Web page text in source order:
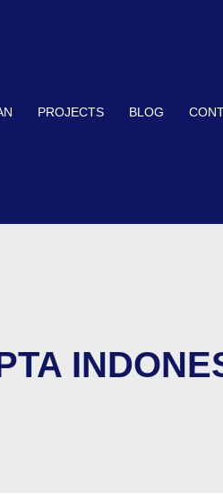
PROJECTS BLOG